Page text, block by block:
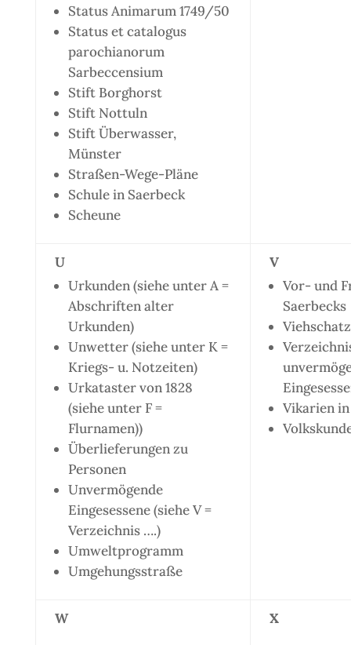
Status Animarum 1749/50
Status et catalogus
parochianorum
Sarbeccensium
Stift Borghorst
Stift Nottuln
Stift Überwasser,
Münster
Straßen-Wege-Pläne
Schule in Saerbeck
Scheune
U
Urkunden (siehe unter A =
Abschriften alter
Urkunden)
Unwetter (siehe unter K =
Kriegs- u. Notzeiten)
Urkataster von 1828
(siehe unter F =
Flurnamen))
Überlieferungen zu
Personen
Unvermögende
Eingesessene (siehe V =
Verzeichnis ….)
Umweltprogramm
Umgehungsstraße
V
Vor- und
Saerbecks
Vikarien
W X